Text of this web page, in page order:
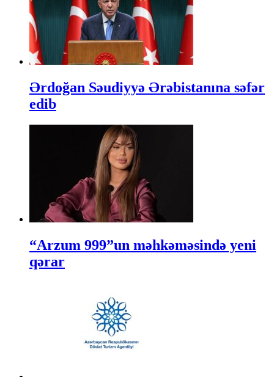
Ərdoğan Səudiyyə Ərəbistanına səfər
edib
“Arzum 999”un məhkəməsində yeni
qərar